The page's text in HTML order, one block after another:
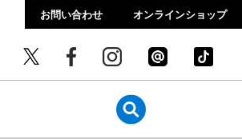
お問い合わせ オンラインショップ